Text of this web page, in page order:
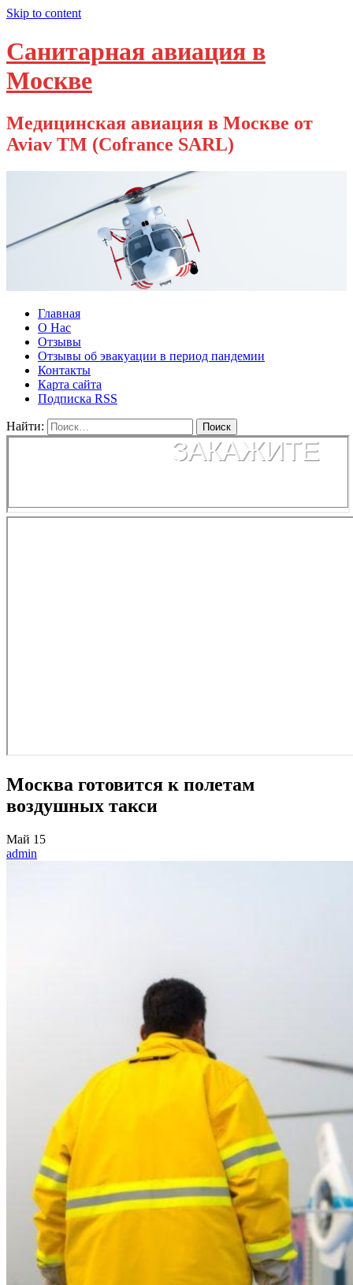
Skip to content
Санитарная авиация в
Москве
Медицинская авиация в Москве от
Aviav TM (Cofrance SARL)
Главная
О Нас
Отзывы
Отзывы об эвакуации в период пандемии
Контакты
Карта сайта
Подписка RSS
Найти:
Москва готовится к полетам
воздушных такси
Май 15
admin